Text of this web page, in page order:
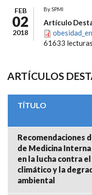
FEB
02
2018
BySPMI
Artículo
61633 lecturas
ARTÍCULOS
TÍTULO
Recomendaciones
de Medicina
en la lucha contra
climático y la
ambiental